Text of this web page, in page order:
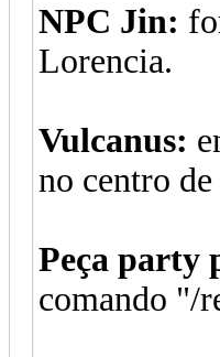
NPC Jin:
Lorencia.
Vulcanus:
no centro
Peça party
comando "/